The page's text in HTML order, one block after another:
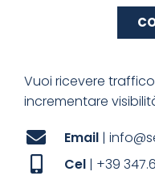
Vuoi ricevere
incrementare
Email |
Cel | +39